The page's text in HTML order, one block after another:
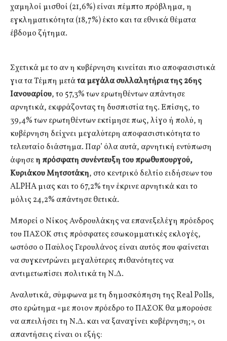
χαμηλοί μισθοί (21,6%) είναι πέμπτο πρόβλημα, η
εγκληματικότητα (18,7%) έκτο και τα εθνικά θέματα
έβδομο ζήτημα.
Σχετικά με το αν η κυβέρνηση κινείται πιο αποφασιστικά
για τα Τέμπη μετάτα μεγάλα συλλαλητήρια της 26ης
Ιανουαρίου, το 57,3% των ερωτηθέντων απάντησε
αρνητικά, εκφράζοντας τη δυσπιστία της. Επίσης, το
39,4% των ερωτηθέντων εκτίμησε πως, λίγο ή πολύ, η
κυβέρνηση δείχνει μεγαλύτερη αποφασιστικότητα το
τελευταίο διάστημα. Παρ’ όλα αυτά, αρνητική εντύπωση
άφησεη πρόσφατη συνέντευξη του πρωθυπουργού,
Κυριάκου Μητσοτάκη, στο κεντρικό δελτίο ειδήσεων του
ALPHA μιας και το 67,2% την έκρινε αρνητικά και το
μόλις 24,2% απάντησε θετικά.
Μπορεί ο Νίκος Ανδρουλάκης να επανεξελέγη πρόεδρος
του ΠΑΣΟΚ στις πρόσφατες εσωκομματικές εκλογές,
ωστόσο ο Παύλος Γερουλάνος είναι αυτός που φαίνεται
να συγκεντρώνει μεγαλύτερες πιθανότητες να
αντιμετωπίσει πολιτικά τη Ν.Δ.
Αναλυτικά, σύμφωνα με τη δημοσκόπηση της Real Polls,
στο ερώτημα «με ποιον πρόεδρο το ΠΑΣΟΚ θα μπορούσε
να απειλήσει τη Ν.Δ. και να ξαναγίνει κυβέρνηση;», οι
απαντήσεις είναι οι εξής: